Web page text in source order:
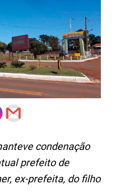
condenação
prefeito de
ex-prefeita, do filho